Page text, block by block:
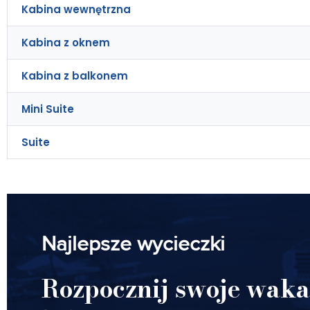
Kabina wewnętrzna
Kabina z oknem
Kabina z balkonem
Mini Suite
Suite
Najlepsze wycieczki
Rozpocznij swoje